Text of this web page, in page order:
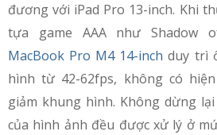
đương với iPad Pro 13-inch. Khi
tựa game AAA như Shadow
MacBook Pro M4 14-inch duy trì
hình từ 42-62fps, không có
giảm khung hình. Không dừng
của hình ảnh đều được xử lý ở